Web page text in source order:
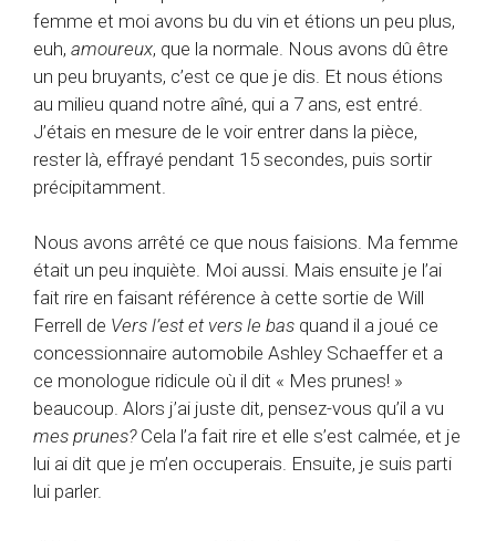
femme et moi avons bu du vin et étions un peu plus,
euh, amoureux, que la normale. Nous avons dû être
un peu bruyants, c’est ce que je dis. Et nous étions
au milieu quand notre aîné, qui a 7 ans, est entré.
J’étais en mesure de le voir entrer dans la pièce,
rester là, effrayé pendant 15 secondes, puis sortir
précipitamment.
Nous avons arrêté ce que nous faisions. Ma femme
était un peu inquiète. Moi aussi. Mais ensuite je l’ai
fait rire en faisant référence à cette sortie de Will
Ferrell de Vers l’est et vers le bas quand il a joué ce
concessionnaire automobile Ashley Schaeffer et a
ce monologue ridicule où il dit « Mes prunes! »
beaucoup. Alors j’ai juste dit, pensez-vous qu’il a vu
mes prunes?Cela l’a fait rire et elle s’est calmée, et je
lui ai dit que je m’en occuperais. Ensuite, je suis parti
lui parler.